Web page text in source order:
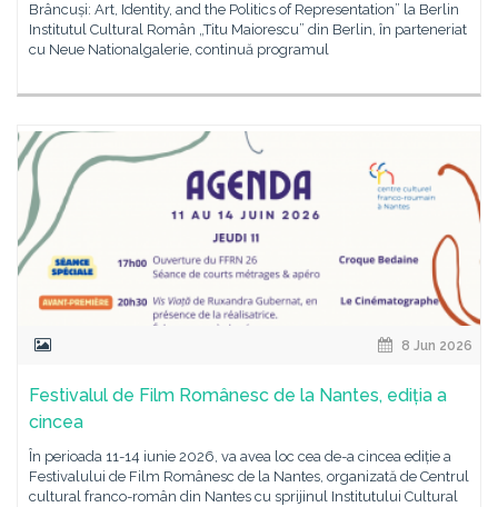
Brâncuși: Art, Identity, and the Politics of Representation” la Berlin
Institutul Cultural Român „Titu Maiorescu” din Berlin, în parteneriat
cu Neue Nationalgalerie, continuă programul
8 Jun 2026
Festivalul de Film Românesc de la Nantes, ediția a
cincea
În perioada 11-14 iunie 2026, va avea loc cea de-a cincea ediție a
Festivalului de Film Românesc de la Nantes, organizată de Centrul
cultural franco-român din Nantes cu sprijinul Institutului Cultural